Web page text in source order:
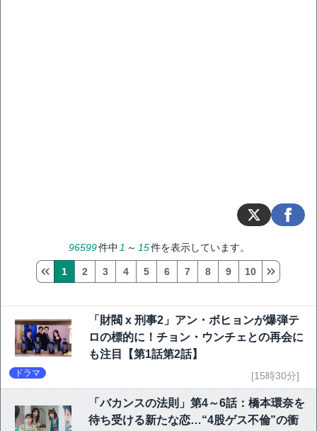
96599件中 1 ～ 15件を表示しています。
1 2 3 4 5 6 7 8 9 10
「財閥 x 刑事2」アン・ボヒョンが爆弾テ
ロの標的に！チョン・ウンチェとの再会に
も注目【第1話第2話】
ドラマ [15時30分]
「バカンスの法則」第4～6話：橋本環奈を
待ち受ける新たな恋…“4股ゲス不倫”の衝